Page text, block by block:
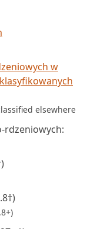
w
elsewhere
rdzeniowych: